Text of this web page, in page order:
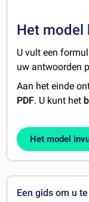
Het model
U vult een
uw antwoorden
Aan het einde
PDF. U kunt het
Het model
Een gids om u